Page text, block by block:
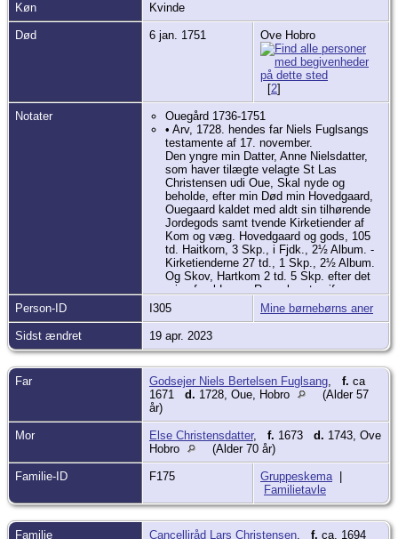
Køn Kvinde
Død 6 jan. 1751 Ove Hobro
[2]
Notater
Ouegård 1736-1751
• Arv, 1728. hendes far Niels Fuglsangs
testamente af 17. november.
Den yngre min Datter, Anne Nielsdatter,
som haver tilægte velagte St Las
Christensen udi Oue, Skal nyde og
beholde, efter min Død min Hovedgaard,
Ouegaard kaldet med aldt sin tilhørende
Jordegods samt tvende Kirketiender af
Kom og væg. Hovedgaard og gods, 105
td. Haitkorn, 3 Skp., i Fjdk., 2½ Album. -
Kirketienderne 27 td., 1 Skp., 2½ Album.
Og Skov, Hartkom 2 td. 5 Skp. efter det
mig af sal Leene Rosenkrantz gifne og
meddelte Skøde med ald den Rett og
Rettighed, som samme mig foruden og
meddeler, - intet undtagen i nogen Maade,
være sig af Skov og ald anden Herlighed
og Indkomst uden allermindst det, som
baade forhen herudi findes næfnet og
Møllen er tillagt saa og det, som herefter
bliver specificeret.
Besætningen hermed, som er og findes
ved gaarden, samt Kornet i Laden
imedberegnet, biholder min kiære Datter
og hendes mand for sig og sine til Arf og
Eje.
Hvorimod Las Christensen og min Datter
tager til sig ald min bortskyldige Gæld,
begge dele er givet hannem en Opskrift,
Person-ID I305 Mine børnebørns aner
Sidst ændret 19 apr. 2023
Far Godsejer Niels Bertelsen Fuglsang, f. ca
1671 d. 1728, Oue, Hobro
(Alder 57
år)
Mor Else Christensdatter, f. 1673 d. 1743, Ove
Hobro
(Alder 70 år)
Familie-ID F175 Gruppeskema|
Familietavle
Familie Cancelliråd Lars Christensen, f. ca. 1694